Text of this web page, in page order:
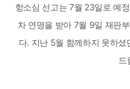
항소심 선고는 7월 23일로 예
차 연명을 받아 7월 9일 재판
다. 지난 5월 함께하지 못하
드